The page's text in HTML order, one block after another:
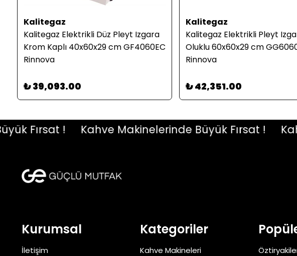
Kalitegaz
Kalitegaz Elektrikli Düz Pleyt Izgara
Krom Kaplı 40x60x29 cm GF4060EC
Rinnova
₺ 39,093.00
Kalitegaz
Kalitegaz Elektrikli Pleyt
Oluklu 60x60x29 cm
Rinnova
₺ 42,351.00
Fırsat ! Kahve Makinelerinde Büyük Fırsat !
Kurumsal
İletişim
Kategoriler
Kahve Makineleri